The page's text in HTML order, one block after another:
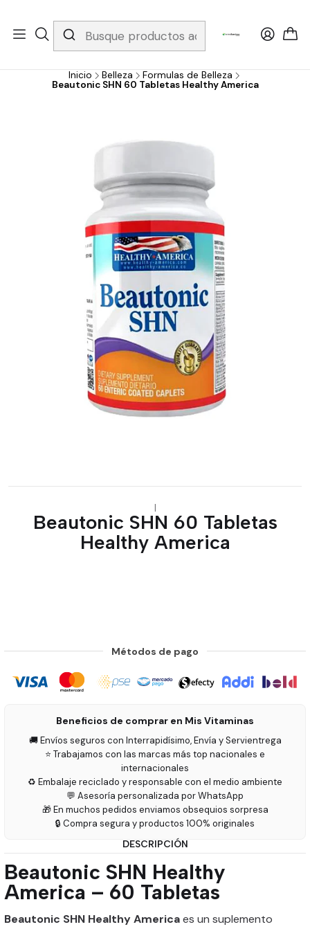
Whatsapp 3229079958/ Fijo 6019251796 / Envios a todo el país y
gratis apartir de 199.000!
Inicio Belleza
Formulas de Belleza
Beautonic SHN 60 Tabletas Healthy America
|
Beautonic SHN 60 Tabletas
Healthy America
Métodos de pago
Beneficios de comprar en Mis Vitaminas
🚚 Envíos seguros con Interrapidísimo, Envía y Servientrega
⭐ Trabajamos con las marcas más top nacionales e
internacionales
♻️ Embalaje reciclado y responsable con el medio ambiente
💬 Asesoría personalizada por WhatsApp
🎁 En muchos pedidos enviamos obsequios sorpresa
🔒 Compra segura y productos 100% originales
DESCRIPCIÓN
Beautonic SHN Healthy
America – 60 Tabletas
Beautonic SHN Healthy Americaes un suplemento